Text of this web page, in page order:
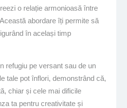
o relație armonioasă între
abordare îți permite să
în același timp
refugiu pe versant sau de un
tale pot înflori, demonstrând că,
chiar și cele mai dificile
ta pentru creativitate și